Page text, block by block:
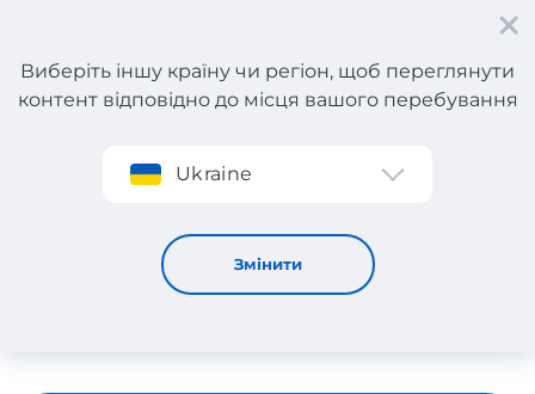
Реєстрація
Виберіть іншу країну чи регіон, щоб переглянути
контент відповідно до місця вашого перебування
Ukraine
Змінити
Health Spot